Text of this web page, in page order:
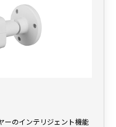
ーのインテリジェント機能